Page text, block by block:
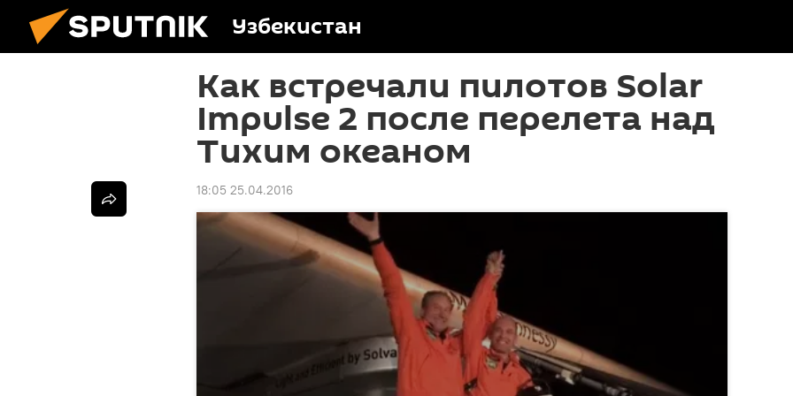
Узбекистан
Как встречали пилотов Solar
Impulse 2 после перелета над
Тихим океаном
18:05 25.04.2016